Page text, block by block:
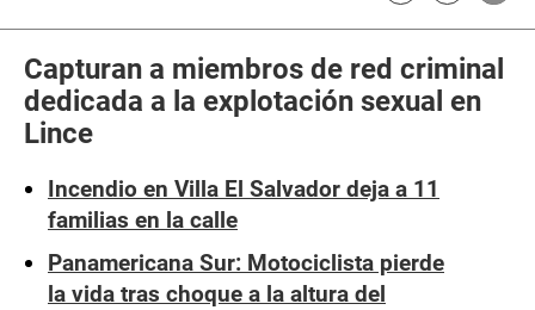
Capturan a miembros de red criminal
dedicada a la explotación sexual en
Lince
Incendio en Villa El Salvador deja a 11
familias en la calle
Panamericana Sur: Motociclista pierde
la vida tras choque a la altura del